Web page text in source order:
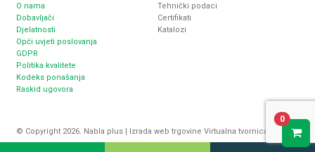
O nama
Dobavljači
Djelatnosti
Opći uvjeti poslovanja
GDPR
Politika kvalitete
Kodeks ponašanja
Raskid ugovora
Tehnički podaci
Certifikati
Katalozi
© Copyright 2026. Nabla plus | Izrada web trgovine Virtualna tvornica
0